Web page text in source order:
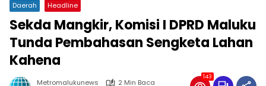
Daerah Headline
Sekda Mangkir, Komisi I DPRD Maluku
Tunda Pembahasan Sengketa Lahan
Kahena
Metromalukunews
2 Min Baca
143